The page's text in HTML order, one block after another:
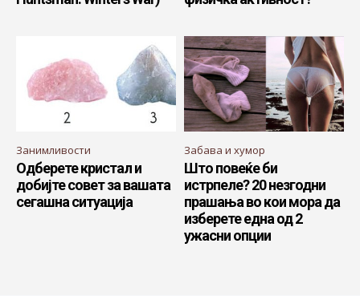
Занимливости
Одберете кристал и
добијте совет за вашата
сегашна ситуација
Забава и хумор
Што повеќе би
истрпеле? 20 незгодни
прашања во кои мора да
изберете една од 2
ужасни опции